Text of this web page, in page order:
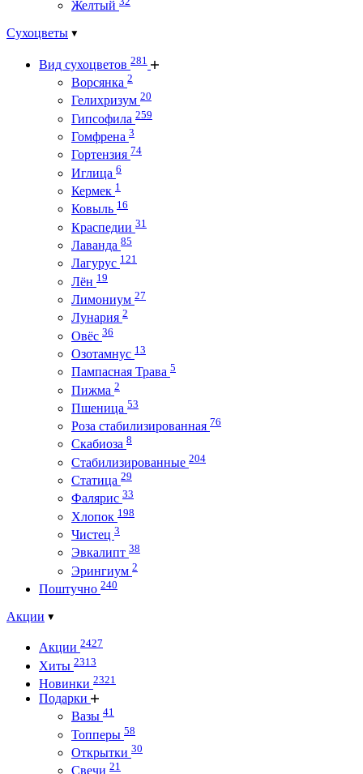
Желтый
Сухоцветы
Вид сухоцветов 281
Ворсянка 2
Гелихризум 20
Гипсофила 259
Гомфрена 3
Гортензия 74
Иглица 6
Кермек 1
Ковыль 16
Краспедии 31
Лаванда 85
Лагурус 121
Лён 19
Лимониум 27
Лунария 2
Овёс 36
Озотамнус 13
Пампасная Трава 5
Пижма 2
Пшеница 53
Роза стабилизированная 76
Скабиоза 8
Стабилизированные 204
Статица 29
Фалярис 33
Хлопок 198
Чистец 3
Эвкалипт 38
Эрингиум 2
Поштучно 240
Акции
Акции 2427
Хиты 2313
Новинки 2321
Подарки
Вазы 41
Топперы 58
Открытки 30
Свечи 21